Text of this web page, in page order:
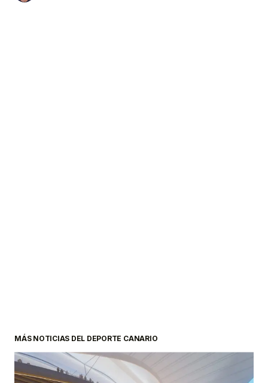
MÁS NOTICIAS DEL DEPORTE CANARIO